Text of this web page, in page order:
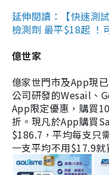
延伸閱讀：【快速測
檢測劑 最平$18起
億世家
億家世門市及App現
公司研發的Wesail、
App限定優惠，購買
折。現凡於App購買
$186.7，平均每支只
一支平均不用$17.9